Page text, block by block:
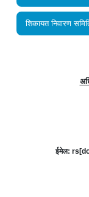
शिकायत निवारण
ईमेल: